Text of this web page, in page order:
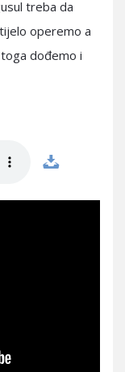
treba da
operemo a
dođemo i